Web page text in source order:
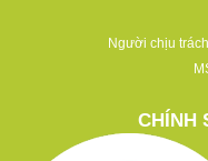
Người chịu
CHÍNH